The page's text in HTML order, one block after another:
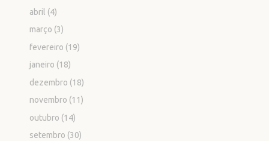
abril (4)
março (3)
fevereiro (19)
janeiro (18)
dezembro (18)
novembro (11)
outubro (14)
setembro (30)